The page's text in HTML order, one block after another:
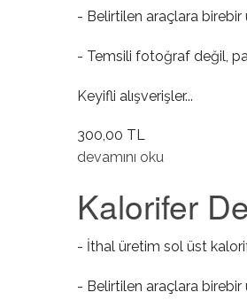
- Belirtilen araçlara birebir
- Temsili fotoğraf değil,
Keyifli alışverişler...
300,00 TL
Yağ Pompa Contası
devamını oku
Kalorifer
- İthal üretim sol üst
- Belirtilen araçlara birebir